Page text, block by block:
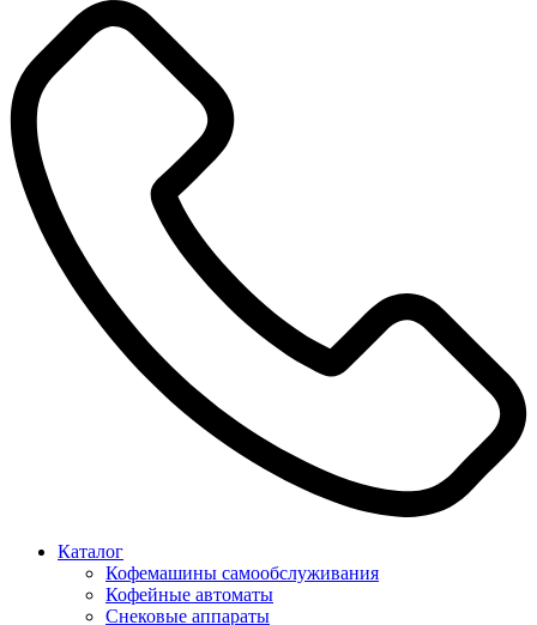
Каталог
Кофемашины самообслуживания
Кофейные автоматы
Снековые аппараты